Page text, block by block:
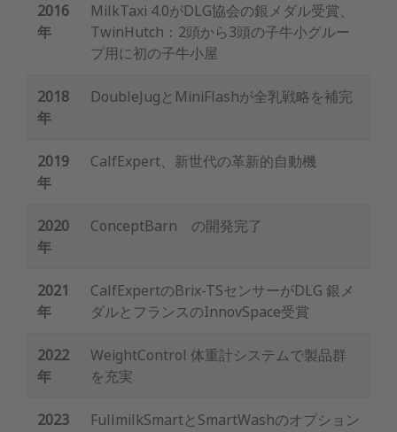
2016
年
MilkTaxi 4.0がDLG協会の銀メダル受賞、
TwinHutch：2頭から3頭の子牛小グルー
プ用に初の子牛小屋
2018
年
DoubleJugとMiniFlashが全乳戦略を補完
2019
年
CalfExpert、新世代の革新的自動機
2020
年
ConceptBarn の開発完了
2021
年
CalfExpertのBrix-TSセンサーがDLG 銀メ
ダルとフランスのInnovSpace受賞
2022
年
WeightControl 体重計システムで製品群
を充実
2023
FullmilkSmartとSmartWashのオプション